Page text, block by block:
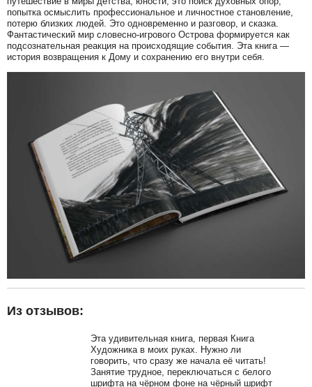
попытка осмыслить профессиональное и личностное становление,
потерю близких людей. Это одновременно и разговор, и сказка.
Фантастический мир словесно-игрового Острова формируется как
подсознательная реакция на происходящие события. Эта книга —
история возвращения к Дому и сохранению его внутри себя.
Из отзывов:
Эта удивительная книга, первая Книга
Художника в моих руках. Нужно ли
говорить, что сразу же начала её читать!
Занятие трудное, переключаться с белого
шрифта на чёрном фоне на чёрный шрифт